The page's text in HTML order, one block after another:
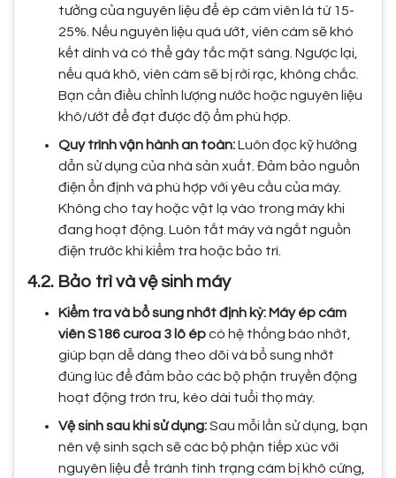
tưởng của nguyên liệu để ép cám viên là từ 15-
25%. Nếu nguyên liệu quá ướt, viên cám sẽ khó
kết dính và có thể gây tắc mặt sàng. Ngược lại,
nếu quá khô, viên cám sẽ bị rời rạc, không chắc.
Bạn cần điều chỉnh lượng nước hoặc nguyên liệu
khô/ướt để đạt được độ ẩm phù hợp.
Quy trình vận hành an toàn:Luôn đọc kỹ hướng
dẫn sử dụng của nhà sản xuất. Đảm bảo nguồn
điện ổn định và phù hợp với yêu cầu của máy.
Không cho tay hoặc vật lạ vào trong máy khi
đang hoạt động. Luôn tắt máy và ngắt nguồn
điện trước khi kiểm tra hoặc bảo trì.
4.2. Bảo trì và vệ sinh máy
Kiểm tra và bổ sung nhớt định kỳ: Máy ép cám
viên S186 curoa 3 lô épcó hệ thống báo nhớt,
giúp bạn dễ dàng theo dõi và bổ sung nhớt
đúng lúc để đảm bảo các bộ phận truyền động
hoạt động trơn tru, kéo dài tuổi thọ máy.
Vệ sinh sau khi sử dụng:Sau mỗi lần sử dụng, bạn
nên vệ sinh sạch sẽ các bộ phận tiếp xúc với
nguyên liệu để tránh tình trạng cám bị khô cứng,